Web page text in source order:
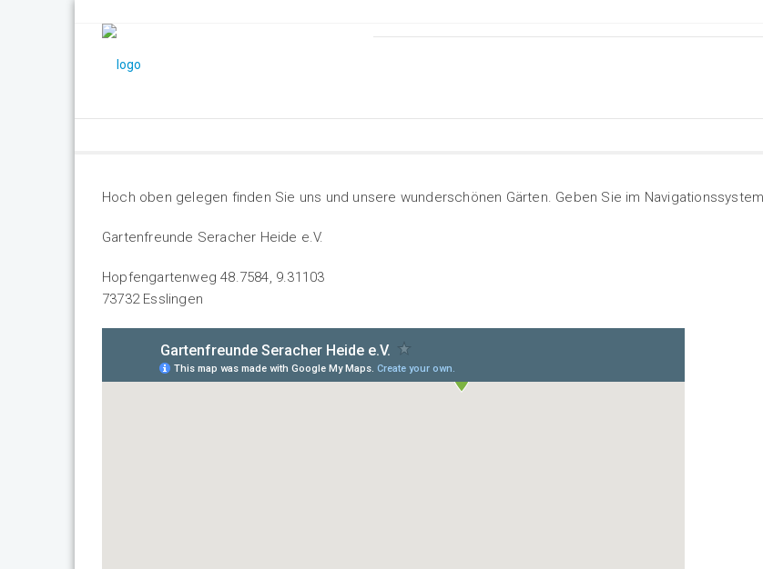
Hoch oben gelegen finden Sie uns und unsere wunderschönen Gärten. Geben Sie im
Gartenfreunde Seracher Heide e.V.
Hopfengartenweg 48.7584, 9.31103
73732 Esslingen